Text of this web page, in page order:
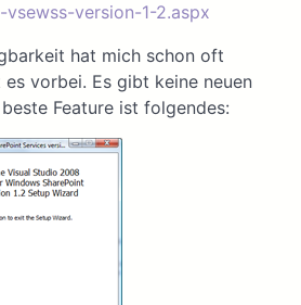
version-1-2.aspx
hat mich schon oft
vorbei. Es gibt keine neuen
Feature ist folgendes: